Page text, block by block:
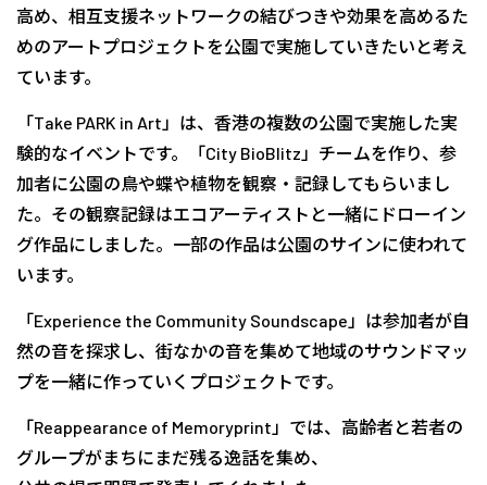
高め、相互支援ネットワークの結びつきや効果を高めるた
めのアートプロジェクトを公園で実施していきたいと考え
ています。
「Take PARK in Art」は、香港の複数の公園で実施した実
験的なイベントです。「City BioBlitz」チームを作り、参
加者に公園の鳥や蝶や植物を観察・記録してもらいまし
た。その観察記録はエコアーティストと一緒にドローイン
グ作品にしました。一部の作品は公園のサインに使われて
います。
「Experience the Community Soundscape」は参加者が自
然の音を探求し、街なかの音を集めて地域のサウンドマッ
プを一緒に作っていくプロジェクトです。
「Reappearance of Memoryprint」では、高齢者と若者の
グループがまちにまだ残る逸話を集め、